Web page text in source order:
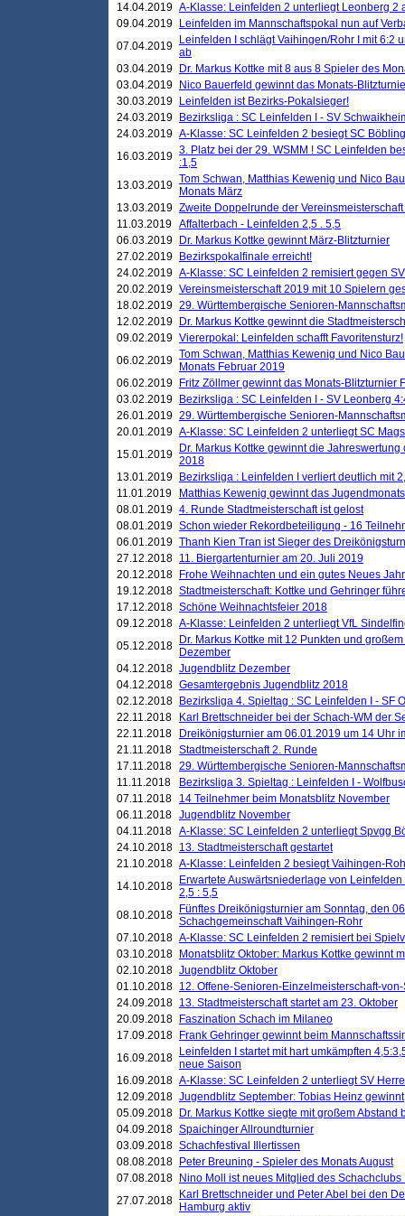
14.04.2019 A-Klasse: Leinfelden 2 unterliegt Leonberg 2
09.04.2019
Leinfelden im Mannschaftspokal nun auf
07.04.2019
Leinfelden I schlägt Vaihingen/Rohr I mit 6:2
ab
03.04.2019
Dr. Markus Kottke mit 8 aus 8 Spieler des
03.04.2019
Nico Bauerfeld gewinnt das Monats-
30.03.2019
Leinfelden ist Bezirks-Pokalsieger!
24.03.2019
Bezirksliga : SC Leinfelden I - SV
24.03.2019 A-Klasse: SC Leinfelden 2 besiegt SC
16.03.2019 3. Platz bei der 29. WSMM ! SC Leinfelden
:1,5
13.03.2019 Tom Schwan, Matthias Kewenig und Nico
Monats März
13.03.2019 Zweite Doppelrunde der
11.03.2019 Affalterbach - Leinfelden 2,5 . 5,5
06.03.2019
Dr. Markus Kottke gewinnt März-Blitzturnier
27.02.2019
Bezirkspokalfinale erreicht!
24.02.2019 A-Klasse: SC Leinfelden 2 remisiert gegen
20.02.2019 Vereinsmeisterschaft 2019 mit 10 Spielern
18.02.2019 29. Württembergische Senioren-
12.02.2019
Dr. Markus Kottke gewinnt die
09.02.2019 Viererpokal: Leinfelden schafft Favoritensturz!
06.02.2019 Tom Schwan, Matthias Kewenig und Nico
Monats Februar 2019
06.02.2019
Fritz Zöllmer gewinnt das Monats-Blitzturnier
03.02.2019
Bezirksliga : SC Leinfelden I - SV Leonberg
26.01.2019 29. Württembergische Senioren-
20.01.2019 A-Klasse: SC Leinfelden 2 unterliegt SC
15.01.2019
Dr. Markus Kottke gewinnt die
2018
13.01.2019
Bezirksliga : Leinfelden I verliert deutlich mit
11.01.2019
Matthias Kewenig gewinnt das
08.01.2019 4. Runde Stadtmeisterschaft ist gelost
08.01.2019 Schon wieder Rekordbeteiligung - 16
06.01.2019 Thanh Kien Tran ist Sieger des
27.12.2018 11. Biergartenturnier am 20. Juli 2019
20.12.2018
Frohe Weihnachten und ein gutes Neues
19.12.2018 Stadtmeisterschaft: Kottke und Gehringer
17.12.2018 Schöne Weihnachtsfeier 2018
09.12.2018 A-Klasse: Leinfelden 2 unterliegt VfL
05.12.2018
Dr. Markus Kottke mit 12 Punkten und
Dezember
04.12.2018 Jugendblitz Dezember
04.12.2018 Gesamtergebnis Jugendblitz 2018
02.12.2018
Bezirksliga 4. Spieltag : SC Leinfelden I - SF
22.11.2018
Karl Brettschneider bei der Schach-WM der
22.11.2018
Dreikönigsturnier am 06.01.2019 um 14 Uhr
21.11.2018 Stadtmeisterschaft 2. Runde
17.11.2018 29. Württembergische Senioren-
11.11.2018
Bezirksliga 3. Spieltag : Leinfelden I -
07.11.2018
14 Teilnehmer beim Monatsblitz November
06.11.2018 Jugendblitz November
04.11.2018 A-Klasse: SC Leinfelden 2 unterliegt Spvgg
24.10.2018 13. Stadtmeisterschaft gestartet
21.10.2018 A-Klasse: Leinfelden 2 besiegt Vaihingen-
14.10.2018
Erwartete Auswärtsniederlage von
2,5 : 5,5
08.10.2018
Fünftes Dreikönigsturnier am Sonntag, den
Schachgemeinschaft Vaihingen-Rohr
07.10.2018 A-Klasse: SC Leinfelden 2 remisiert bei
03.10.2018
Monatsblitz Oktober: Markus Kottke gewinnt
02.10.2018 Jugendblitz Oktober
01.10.2018 12. Offene-Senioren-Einzelmeisterschaft-
24.09.2018 13. Stadtmeisterschaft startet am 23. Oktober
20.09.2018
Faszination Schach im Milaneo
17.09.2018
Frank Gehringer gewinnt beim
16.09.2018
Leinfelden I startet mit hart umkämpften
neue Saison
16.09.2018 A-Klasse: SC Leinfelden 2 unterliegt SV
12.09.2018 Jugendblitz September: Tobias Heinz gewinnt
05.09.2018
Dr. Markus Kottke siegte mit großem
04.09.2018 Spaichinger Allroundturnier
03.09.2018 Schachfestival Illertissen
08.08.2018
Peter Breuning - Spieler des Monats August
07.08.2018
Nino Moll ist neues Mitglied des
27.07.2018
Karl Brettschneider und Peter Abel bei den
Hamburg aktiv